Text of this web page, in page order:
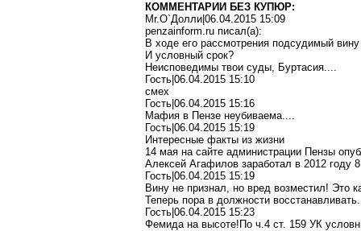
КОММЕНТАРИИ БЕЗ КУПЮР:
Mr.O`Долли|06.04.2015 15:09
penzainform.ru писал(a):
В ходе его рассмотрения подсудимый
И условный срок?
Неисповедимы твои суды, Буртасия....
Гость|06.04.2015 15:10
смех
Гость|06.04.2015 15:16
Мафия в Пензе неубиваема....
Гость|06.04.2015 15:19
Интересные факты из жизни
14 мая на сайте администрации Пензы
Алексей Агафилов заработал в 2012 году
Гость|06.04.2015 15:19
Вину не признал, но вред возместил! Это
Теперь пора в должности
Гость|06.04.2015 15:23
Фемида на высоте!По ч.4 ст. 159 УК